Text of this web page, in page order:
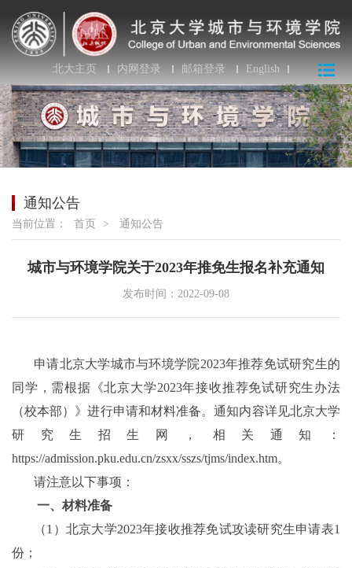
北大主页 内网登录 邮箱登录 English
通知公告
当前位置： 首页 > 通知公告
城市与环境学院关于2023年推免生报名补充通知
发布时间：2022-09-08
申请北京大学城市与环境学院2023年推荐免试研究生的
同学，需根据《北京大学2023年接收推荐免试研究生办法
（校本部）》进行申请和材料准备。通知内容详见北京大学
研究生招生网，相关通知：
https://admission.pku.edu.cn/zsxx/sszs/tjms/index.htm。
请注意以下事项：
一、材料准备
（1 ）北京大学2023年接收推荐免试攻读研究生申请表1
份；